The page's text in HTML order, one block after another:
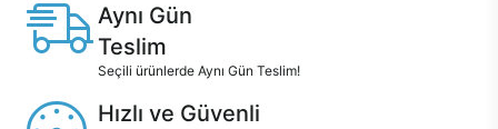
Aynı Gün
Teslim
Seçili ürünlerde Aynı Gün Teslim!
Hızlı ve Güvenli